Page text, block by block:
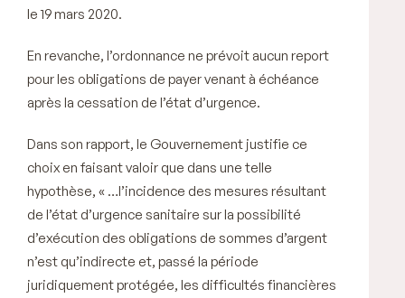
le 19 mars 2020.
En revanche, l’ordonnance ne prévoit aucun report
pour les obligations de payer venant à échéance
après la cessation de l’état d’urgence.
Dans son rapport, le Gouvernement justifie ce
choix en faisant valoir que dans une telle
hypothèse, « …l’incidence des mesures résultant
de l’état d’urgence sanitaire sur la possibilité
d’exécution des obligations de sommes d’argent
n’est qu’indirecte et, passé la période
juridiquement protégée, les difficultés financières